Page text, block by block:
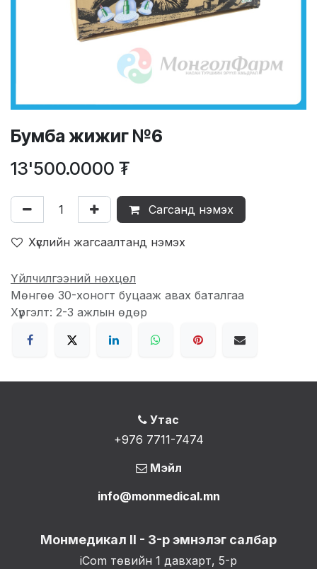
Бумба жижиг №6
13'500.0000 ₮
Сагсанд нэмэх
Хүслийн жагсаалтанд нэмэх
Үйлчилгээний нөхцөл
Мөнгөө 30-хоногт буцааж авах баталгаа
Хүргэлт: 2-3 ажлын өдөр
Утас
+976 7711-7474
Мэйл
info@monmedical.mn
Монмедикал II - 3-р эмнэлэг салбар
iCom төвийн 1 давхарт, 5-р